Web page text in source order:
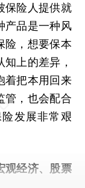
保险人提供就
产品是一种风
险，想要保本
上的差异，
着把本用回来
管，也会配合
发展非常艰
观经济、股票